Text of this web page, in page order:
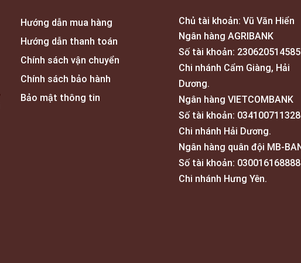
Hướng dẫn mua hàng
Hướng dẫn thanh toán
Chính sách vận chuyển
Chính sách bảo hành
Bảo mật thông tin
Chủ tài khoản: Vũ Văn Hiển
Ngân hàng AGRIBANK
Số tài khoản:
Chi nhánh Cẩm Giàng, Hải
Dương.
Ngân hàng VIETCOMBANK
Số tài khoản:
Chi nhánh Hải Dương.
Ngân hàng quân đội MB-
Số tài khoản:
Chi nhánh Hưng Yên.